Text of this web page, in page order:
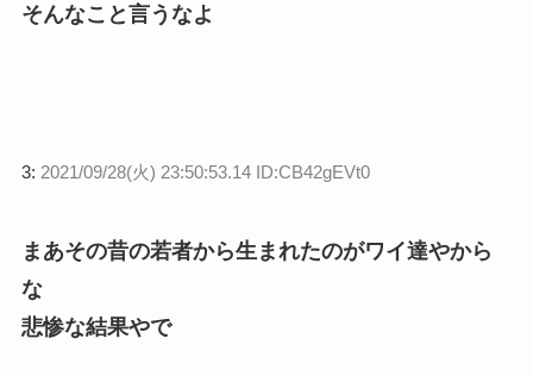
そんなこと言うなよ
3: 2021/09/28(火) 23:50:53.14 ID:CB42gEVt0
まあその昔の若者から生まれたのがワイ達やから
な
悲惨な結果やで